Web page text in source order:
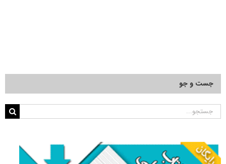
جست و جو
جستجو